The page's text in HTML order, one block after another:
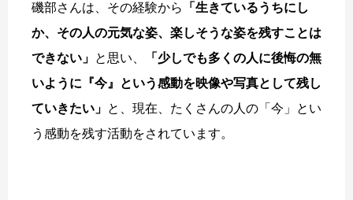
磯部さんは、その経験から
「生きているうちにし
か、その人の元気な姿、楽しそうな姿を残すことは
できない」 と思い、
「少しでも多くの人に後悔の無
いように『今』という感動を映像や写真として残し
ていきたい」 と、現在、たくさんの人の「今」とい
う感動を残す活動をされています。